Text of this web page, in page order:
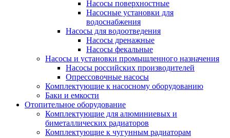
Насосы поверхностные
Насосные установки для
водоснабжения
Насосы для водоотведения
Насосы дренажные
Насосы фекальные
Насосы и установки промышленного назначения
Насосы российских производителей
Опрессовочные насосы
Комплектующие к насосному оборудованию
Баки и емкости
Отопительное оборудование
Комплектующие для алюминиевых и
биметаллических радиаторов
Комплектующие к чугунным радиаторам